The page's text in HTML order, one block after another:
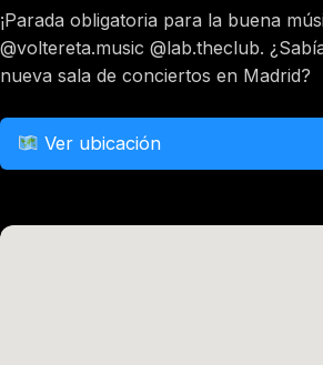
¡Parada obligatoria para la buena
@voltereta.music @lab.theclub.
nueva sala de conciertos en Madrid?
Ver ubicación